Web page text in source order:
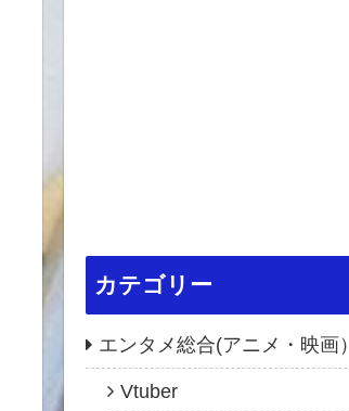
カテゴリー
エンタメ総合(アニメ・映画）
Vtuber